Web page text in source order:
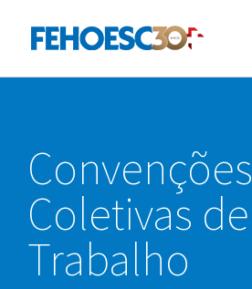
Convenções
Coletivas de
Trabalho